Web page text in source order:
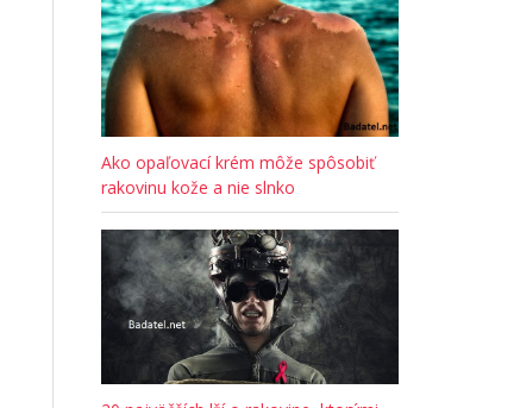
Ako opaľovací krém môže spôsobiť
rakovinu kože a nie slnko